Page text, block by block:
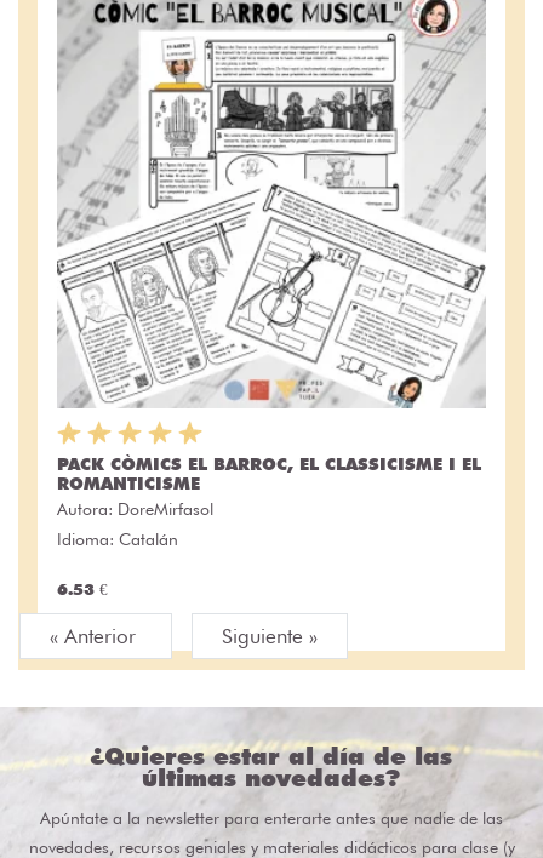
PACK CÒMICS EL BARROC, EL CLASSICISME I EL
ROMANTICISME
Autora: DoreMirfasol
Idioma: Catalán
6.53 €
« Anterior Siguiente »
¿Quieres estar al día de las
últimas novedades?
Apúntate a la newsletter para enterarte antes que nadie de las
novedades, recursos geniales y materiales didácticos para clase (y